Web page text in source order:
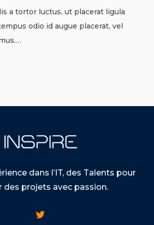
a tortor luctus, ut placerat ligula
odio id augue placerat, vel
dans l’IT, des Talents pour
des projets avec passion.